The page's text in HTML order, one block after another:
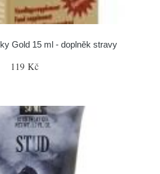
Gold 15 ml - doplněk stravy
119 Kč